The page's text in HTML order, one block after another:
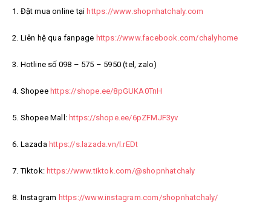
1. Đặt mua online tại https://www.shopnhatchaly.com
2. Liên hệ qua fanpage https://www.facebook.com/chalyhome
3. Hotline số 098 – 575 – 5950 (tel, zalo)
4. Shopee https://shope.ee/8pGUKA0TnH
5. Shopee Mall: https://shope.ee/6pZFMJF3yv
6. Lazada https://s.lazada.vn/l.rEDt
7. Tiktok: https://www.tiktok.com/@shopnhatchaly
8. Instagram https://www.instagram.com/shopnhatchaly/